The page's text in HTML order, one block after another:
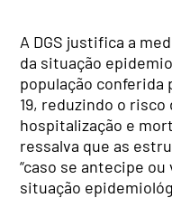
A DGS justifica a
da situação
população conferida
19, reduzindo o risco
hospitalização e
ressalva que as
“caso se antecipe
situação